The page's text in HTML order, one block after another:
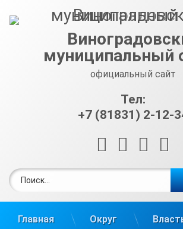
муниципальный
официальный сайт
Тел:
+7 (81831) 2-12-
RSS E-mail
Главная Округ